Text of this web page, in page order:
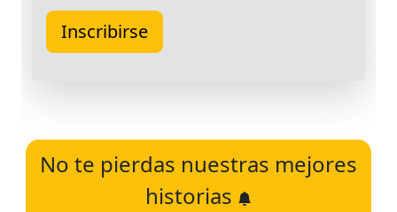
No te pierdas nuestras mejores
historias